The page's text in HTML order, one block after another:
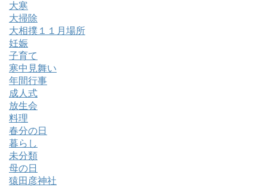
大寒
大掃除
大相撲１１月場所
妊娠
子育て
寒中見舞い
年間行事
成人式
放生会
料理
春分の日
暮らし
未分類
母の日
猿田彦神社